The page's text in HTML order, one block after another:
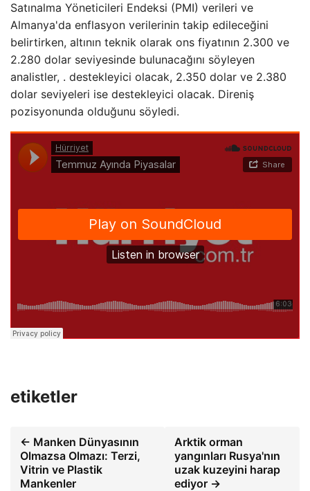
Satınalma Yöneticileri Endeksi (PMI) verileri ve
Almanya'da enflasyon verilerinin takip edileceğini
belirtirken, altının teknik olarak ons ​​fiyatının 2.300 ve
2.280 dolar seviyesinde bulunacağını söyleyen
analistler, . destekleyici olacak, 2.350 dolar ve 2.380
dolar seviyeleri ise destekleyici olacak. Direniş
pozisyonunda olduğunu söyledi.
etiketler
← Manken Dünyasının
Olmazsa Olmazı: Terzi,
Vitrin ve Plastik
Mankenler
Arktik orman
yangınları Rusya'nın
uzak kuzeyini harap
ediyor →